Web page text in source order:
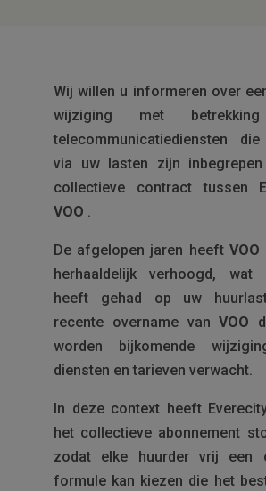
Wij willen u informeren over
wijziging met
telecommunicatiediensten die
via uw lasten zijn
collectieve contract tussen
VOO .
De afgelopen jaren heeft VOO
herhaaldelijk verhoogd, wat
heeft gehad op uw
recente overname vanVOO
worden bijkomende
diensten en tarieven verwacht.
In deze context heeft
het collectieve abonnement
zodat elke huurder vrij een
formule kan kiezen die het